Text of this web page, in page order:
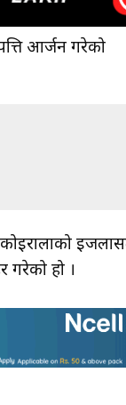
आर्जन गरेको
कोइरालाको
गरेको हो ।